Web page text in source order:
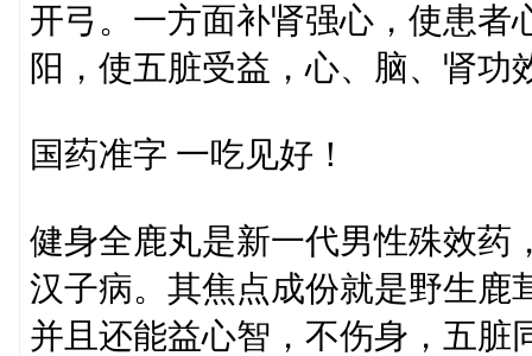
开弓。一方面补肾强心，使患者
阳，使五脏受益，心、脑、肾
国药准字 一吃见好！
健身全鹿丸是新一代男性殊效药
汉子病。其焦点成份就是野生鹿
并且还能益心智，不伤身，五脏